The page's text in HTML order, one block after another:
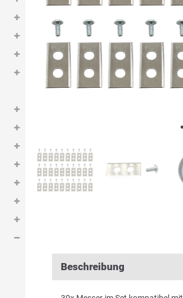
Beschreibung